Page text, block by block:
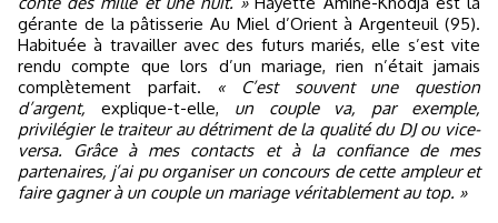
gérante de la pâtisserie Au Miel d’Orient à Argenteuil (95).
Habituée à travailler avec des futurs mariés, elle s’est vite
rendu compte que lors d’un mariage, rien n’était jamais
complètement parfait. « C’est souvent une question
d’argent, explique-t-elle, un couple va, par exemple,
privilégier le traiteur au détriment de la qualité du DJ ou vice-
versa. Grâce à mes contacts et à la confiance de mes
partenaires, j’ai pu organiser un concours de cette ampleur et
faire gagner à un couple un mariage véritablement au top. »